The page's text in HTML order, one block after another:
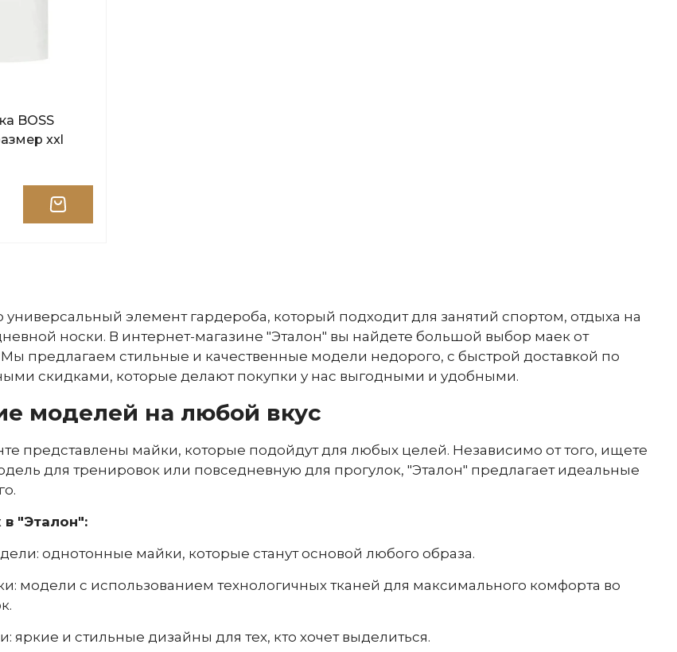
BOSS
xxl
элемент гардероба, который подходит для занятий спортом, отдыха на
носки. В интернет-магазине "Эталон" вы найдете большой выбор маек от
предлагаем стильные и качественные модели недорого, с быстрой доставкой по
скидками, которые делают покупки у нас выгодными и удобными.
моделей на любой вкус
представлены майки, которые подойдут для любых целей. Независимо от того, ищете
для тренировок или повседневную для прогулок, "Эталон" предлагает идеальные
"Эталон":
однотонные майки, которые станут основой любого образа.
модели с использованием технологичных тканей для максимального комфорта во
яркие и стильные дизайны для тех, кто хочет выделиться.